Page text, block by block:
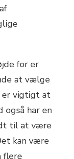
for er
at vælge
er vigtigt at
også har en
til at være
kan være
flere